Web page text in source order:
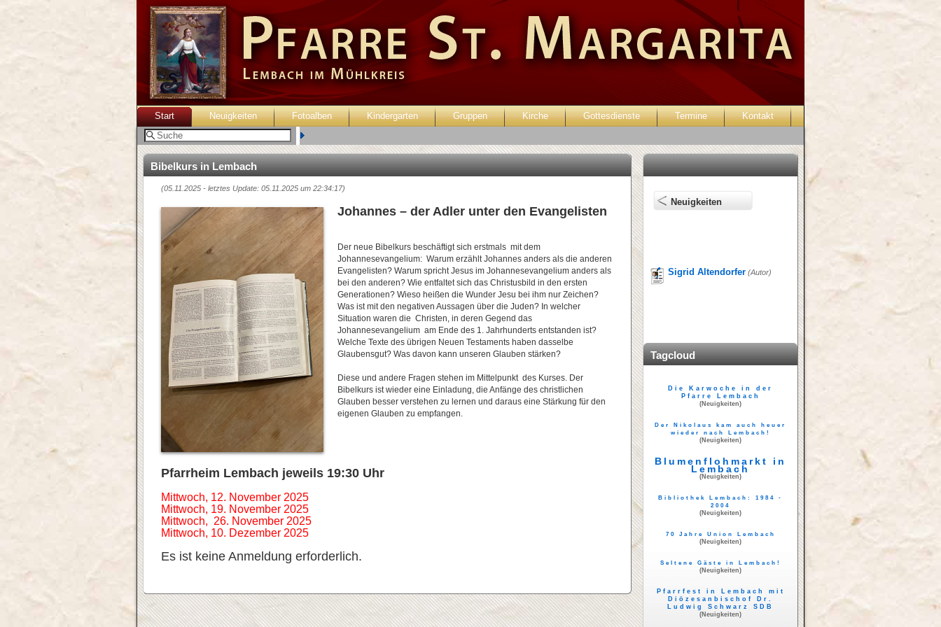
Start Neuigkeiten Fotoalben Kindergarten Gruppen Kirche Gottesdienste Termine Kontakt
Bibelkurs in Lembach
(05.11.2025 - letztes Update: 05.11.2025 um 22:34:17)
Johannes – der Adler unter den Evangelisten
Der neue Bibelkurs beschäftigt sich erstmals mit dem
Johannesevangelium: Warum erzählt Johannes anders als die anderen
Evangelisten? Warum spricht Jesus im Johannesevangelium anders als
bei den anderen? Wie entfaltet sich das Christusbild in den ersten
Generationen? Wieso heißen die Wunder Jesu bei ihm nur Zeichen?
Was ist mit den negativen Aussagen über die Juden? In welcher
Situation waren die Christen, in deren Gegend das
Johannesevangelium am Ende des 1. Jahrhunderts entstanden ist?
Welche Texte des übrigen Neuen Testaments haben dasselbe
Glaubensgut? Was davon kann unseren Glauben stärken?
Diese und andere Fragen stehen im Mittelpunkt des Kurses. Der
Bibelkurs ist wieder eine Einladung, die Anfänge des christlichen
Glauben besser verstehen zu lernen und daraus eine Stärkung für den
eigenen Glauben zu empfangen.
Pfarrheim Lembach jeweils 19:30 Uhr
Mittwoch, 12. November 2025
Mittwoch, 19. November 2025
Mittwoch, 26. November 2025
Mittwoch, 10. Dezember 2025
Es ist keine Anmeldung erforderlich.
Neuigkeiten
Sigrid Altendorfer (Autor)
Tagcloud
Die Karwoche in der
Pfarre Lembach
(Neuigkeiten)
Der Nikolaus kam auch heuer
wieder nach Lembach!
(Neuigkeiten)
Blumenflohmarkt in
Lembach
(Neuigkeiten)
Bibliothek Lembach: 1984 -
2004
(Neuigkeiten)
70 Jahre Union Lembach
(Neuigkeiten)
Seltene Gäste in Lembach!
(Neuigkeiten)
Pfarrfest in Lembach mit
Diözesanbischof Dr.
Ludwig Schwarz SDB
(Neuigkeiten)